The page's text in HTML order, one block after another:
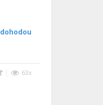
dohodou
63x